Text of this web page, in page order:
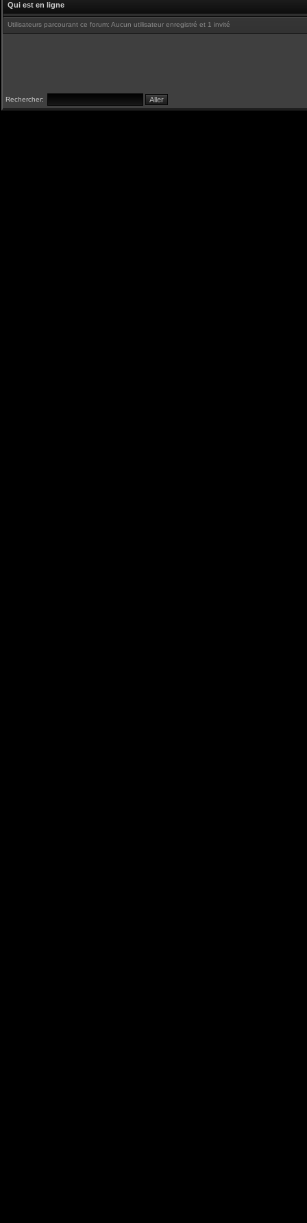
Qui est en ligne
Utilisateurs parcourant ce forum: Aucun utilisateur enregistré et 1 invité
Rechercher: